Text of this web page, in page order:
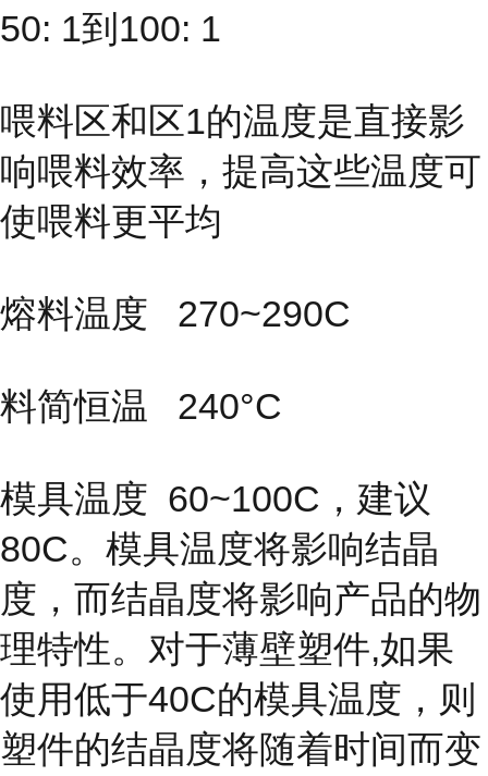
50: 1到100: 1
喂料区和区1的温度是直接影
响喂料效率，提高这些温度可
使喂料更平均
熔料温度 270~290C
料简恒温 240°C
模具温度 60~100C，建议
80C。模具温度将影响结晶
度，而结晶度将影响产品的物
理特性。对于薄壁塑件,如果
使用低于40C的模具温度，则
塑件的结晶度将随着时间而变